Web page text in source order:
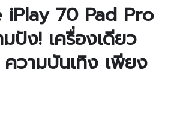
70 Pad Pro
ปัง! เครื่องเดียว
วามบันเทิง เพียง